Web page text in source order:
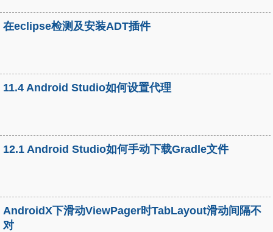
在eclipse检测及安装ADT插件
11.4 Android Studio如何设置代理
12.1 Android Studio如何手动下载Gradle文件
AndroidX下滑动ViewPager时TabLayout滑动间隔不
对